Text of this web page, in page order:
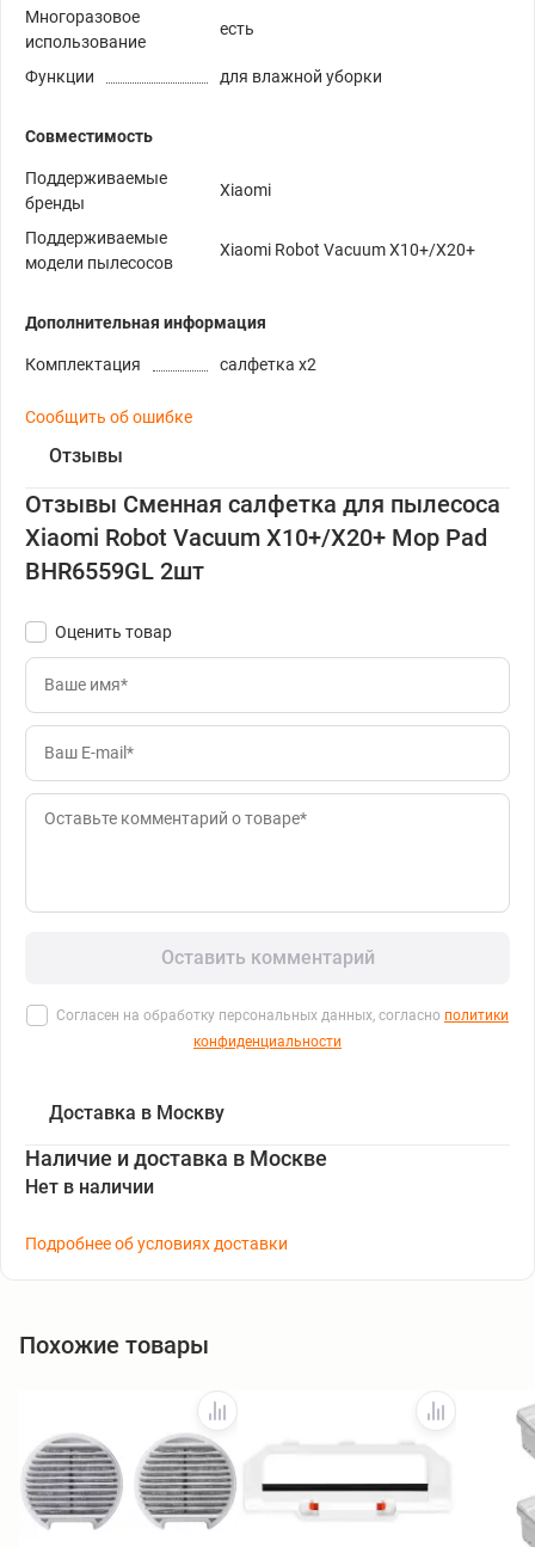
Многоразовое
использование
есть
Функции для влажной уборки
Совместимость
Поддерживаемые
бренды
Xiaomi
Поддерживаемые
модели пылесосов
Xiaomi Robot Vacuum X10+/X20+
Дополнительная информация
Комплектация салфетка x2
Сообщить об ошибке
Отзывы
Отзывы Сменная салфетка для пылесоса
Xiaomi Robot Vacuum X10+/X20+ Mop Pad
BHR6559GL 2шт
Оценить товар
Оставить комментарий
Согласен на обработку персональных данных, согласно политики
конфиденциальности
Доставка в Москву
Наличие и доставка в Москве
Нет в наличии
Подробнее об условиях доставки
Похожие товары